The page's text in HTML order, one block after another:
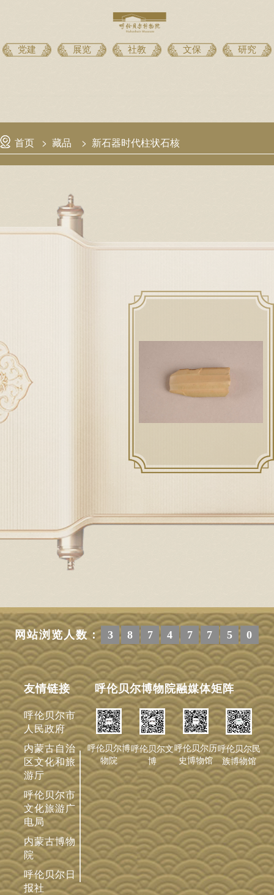
党建 展览 社教 文保 研究
首页 > 藏品 > 新石器时代柱状石核
网站浏览人数： 3 8 7 4 7 7 5 0
友情链接
呼伦贝尔市
人民政府
内蒙古自治
区文化和旅
游厅
呼伦贝尔市
文化旅游广
电局
内蒙古博物
院
呼伦贝尔日
报社
呼伦贝尔博物院融媒体矩阵
呼伦贝尔博
物院
呼伦贝尔文
博
呼伦贝尔历
史博物馆
呼伦贝尔民
族博物馆